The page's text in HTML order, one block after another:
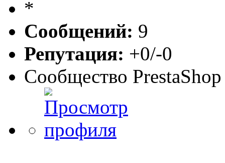
Сообщений: 9
Репутация: +0/-0
Сообщество PrestaShop